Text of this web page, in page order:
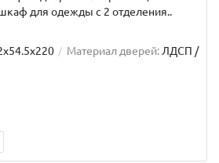
для одежды с 2 отделения..
Материал дверей: ЛДСП /